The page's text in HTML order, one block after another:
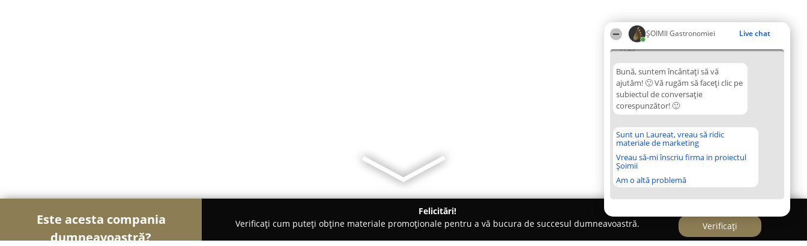
ȘOIMII Gastronomiei Live chat
11:23
Bună, suntem încântați să vă
ajutăm! 🙂 Vă rugăm să faceți clic pe
subiectul de conversație
corespunzător! 🙂
Sunt un Laureat, vreau să ridic
materiale de marketing
Vreau să-mi înscriu firma in proiectul
Șoimii
Am o altă problemă
Este acesta compania
dumneavoastră?
Felicitări!
Verificați cum puteți obține materiale promoționale pentru a vă bucura de succesul dumneavoastră.
Verificați